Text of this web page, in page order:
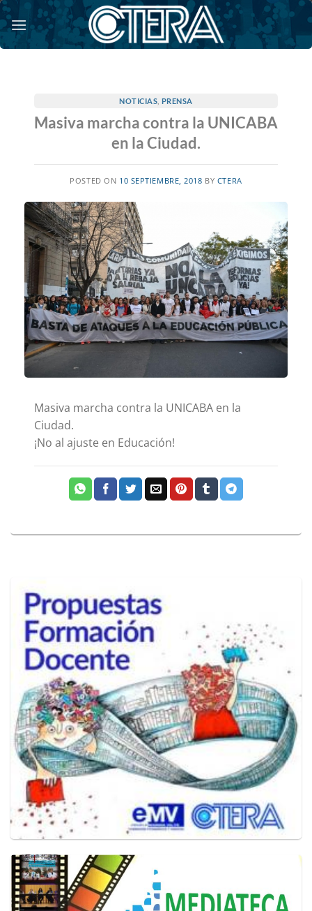
Saltar
al
contenido
NOTICIAS PRENSA
Masiva marcha contra la UNICABA
en la Ciudad.
POSTED ON 10 SEPTIEMBRE, 2018 BY CTERA
Masiva marcha contra la UNICABA en la
Ciudad.
¡No al ajuste en Educación!